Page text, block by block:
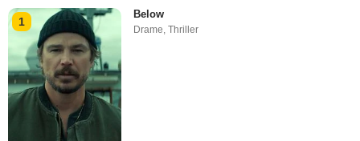
1
Below
Drame,Thriller